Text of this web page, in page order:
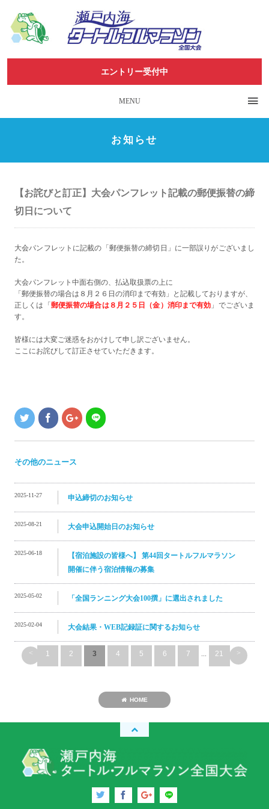
エントリー受付中
MENU
お知らせ
【お詫びと訂正】大会パンフレット記載の郵便振替の締
切日について
大会パンフレットに記載の「郵便振替の締切日」に一部誤りがございまし
た。
大会パンフレット中面右側の、払込取扱票の上に
「郵便振替の場合は８月２６日の消印まで有効」と記載しておりますが、
正しくは「 郵便振替の場合は８月２５日（金）消印まで有効 」でございま
す。
皆様には大変ご迷惑をおかけして申し訳ございません。
ここにお詫びして訂正させていただきます。
その他のニュース
2025-11-27 申込締切のお知らせ
2025-08-21 大会申込開始日のお知らせ
2025-06-18
【宿泊施設の皆様へ】 第44回タートルフルマラソン
開催に伴う宿泊情報の募集
2025-05-02 「全国ランニング大会100撰」に選出されました
2025-02-04 大会結果・WEB記録証に関するお知らせ
< 1 2 3 4 5 6 7 ... 21 >
HOME